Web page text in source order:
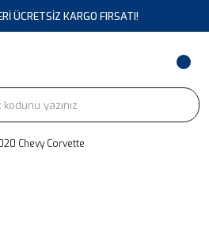
ÜCRETSİZ KARGO FIRSATI!